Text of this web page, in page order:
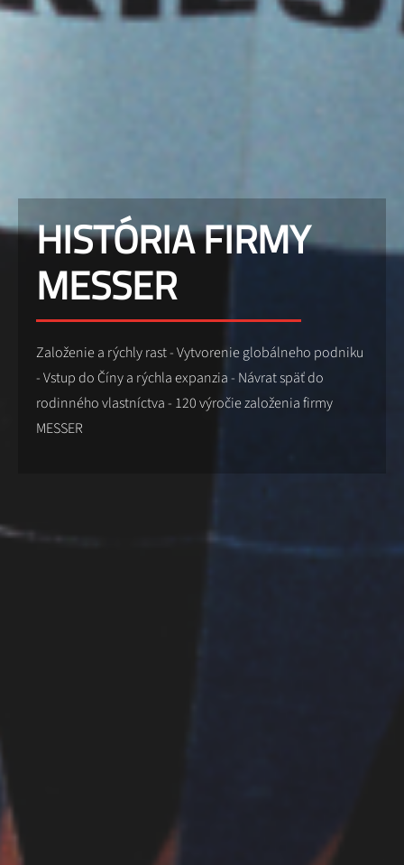
HISTÓRIA FIRMY
MESSER
Založenie a rýchly rast - Vytvorenie globálneho podniku
- Vstup do Číny a rýchla expanzia - Návrat späť do
rodinného vlastníctva - 120 výročie založenia firmy
MESSER